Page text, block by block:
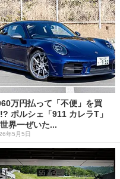
万円払って「不便」を買
ポルシェ「911 カレラT」
界一ぜいた...
年5月5日